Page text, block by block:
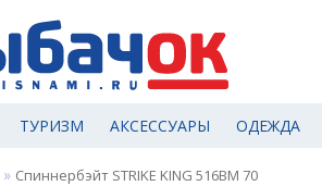
ТУРИЗМ АКСЕССУАРЫ ОДЕЖДА
» Спиннербэйт STRIKE KING 516BM 70